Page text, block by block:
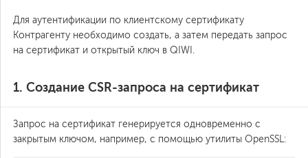
Для аутентификации по клиентскому сертификату
Контрагенту необходимо создать, а затем передать запрос
на сертификат и открытый ключ в QIWI.
1. Создание CSR-запроса на сертификат
Запрос на сертификат генерируется одновременно с
закрытым ключом, например, с помощью утилиты OpenSSL: